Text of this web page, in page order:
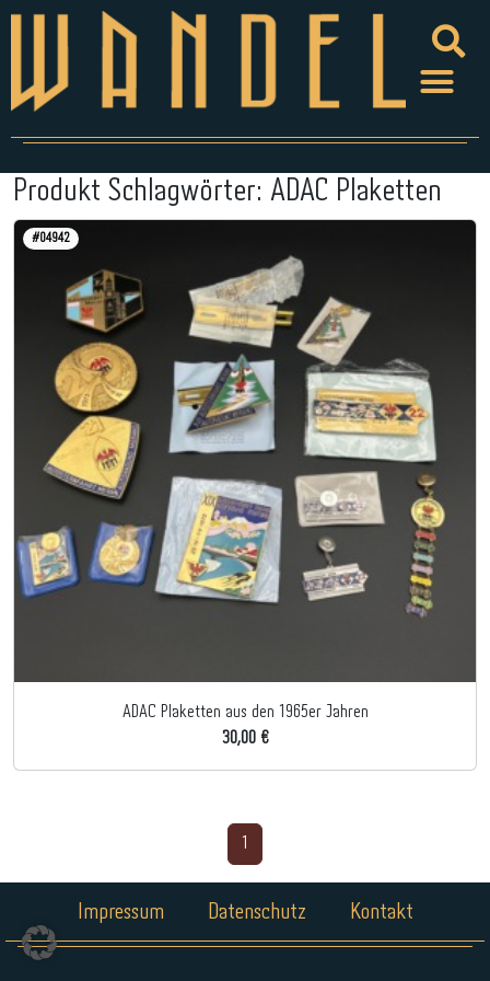
Produkt Schlagwörter: ADAC Plaketten
#04942
ADAC Plaketten aus den 1965er Jahren
30,00 €
Impressum Datenschutz Kontakt